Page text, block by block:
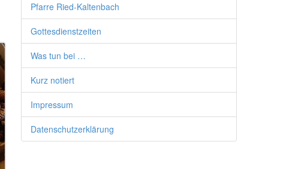
Pfarre Ried-Kaltenbach
Gottesdienstzeiten
Was tun bei …
Kurz notiert
Impressum
Datenschutzerklärung